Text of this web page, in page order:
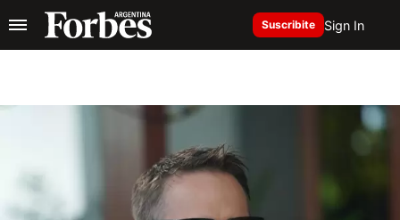
Suscribite Sign In